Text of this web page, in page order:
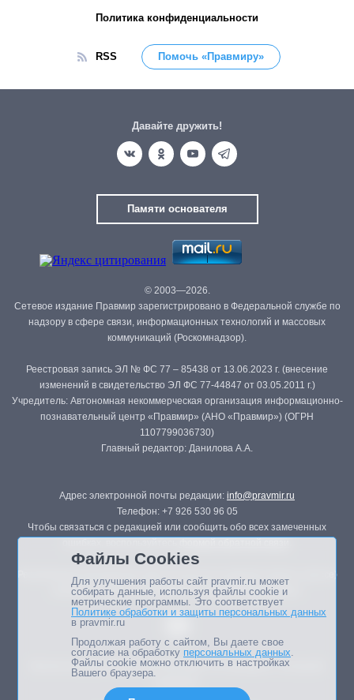
Политика конфиденциальности
RSS Помочь «Правмиру»
Давайте дружить!
Памяти основателя
© 2003—2026.
Сетевое издание Правмир зарегистрировано в Федеральной службе по
надзору в сфере связи, информационных технологий и массовых
коммуникаций (Роскомнадзор).
Реестровая запись ЭЛ № ФС 77 – 85438 от 13.06.2023 г. (внесение
изменений в свидетельство ЭЛ ФС 77-44847 от 03.05.2011 г.)
Учредитель: Автономная некоммерческая организация информационно-
познавательный центр «Правмир» (АНО «Правмир») (ОГРН
1107799036730)
Главный редактор: Данилова А.А.
Адрес электронной почты редакции: info@pravmir.ru
Телефон: +7 926 530 96 05
Чтобы связаться с редакцией или сообщить обо всех замеченных
Републикация материалов сайта в печатных изданиях (книгах, прессе)
возможна только с письменного разрешения редакции.
Мнение авторов статей портала может не совпадать с позицией
Файлы Cookies
Для улучшения работы сайт pravmir.ru может
собирать данные, используя файлы cookie и
метрические программы. Это соответствует
Политике обработки и защиты персональных данных
в pravmir.ru
Продолжая работу с сайтом, Вы даете свое
согласие на обработку персональных данных.
Файлы cookie можно отключить в настройках
Вашего браузера.